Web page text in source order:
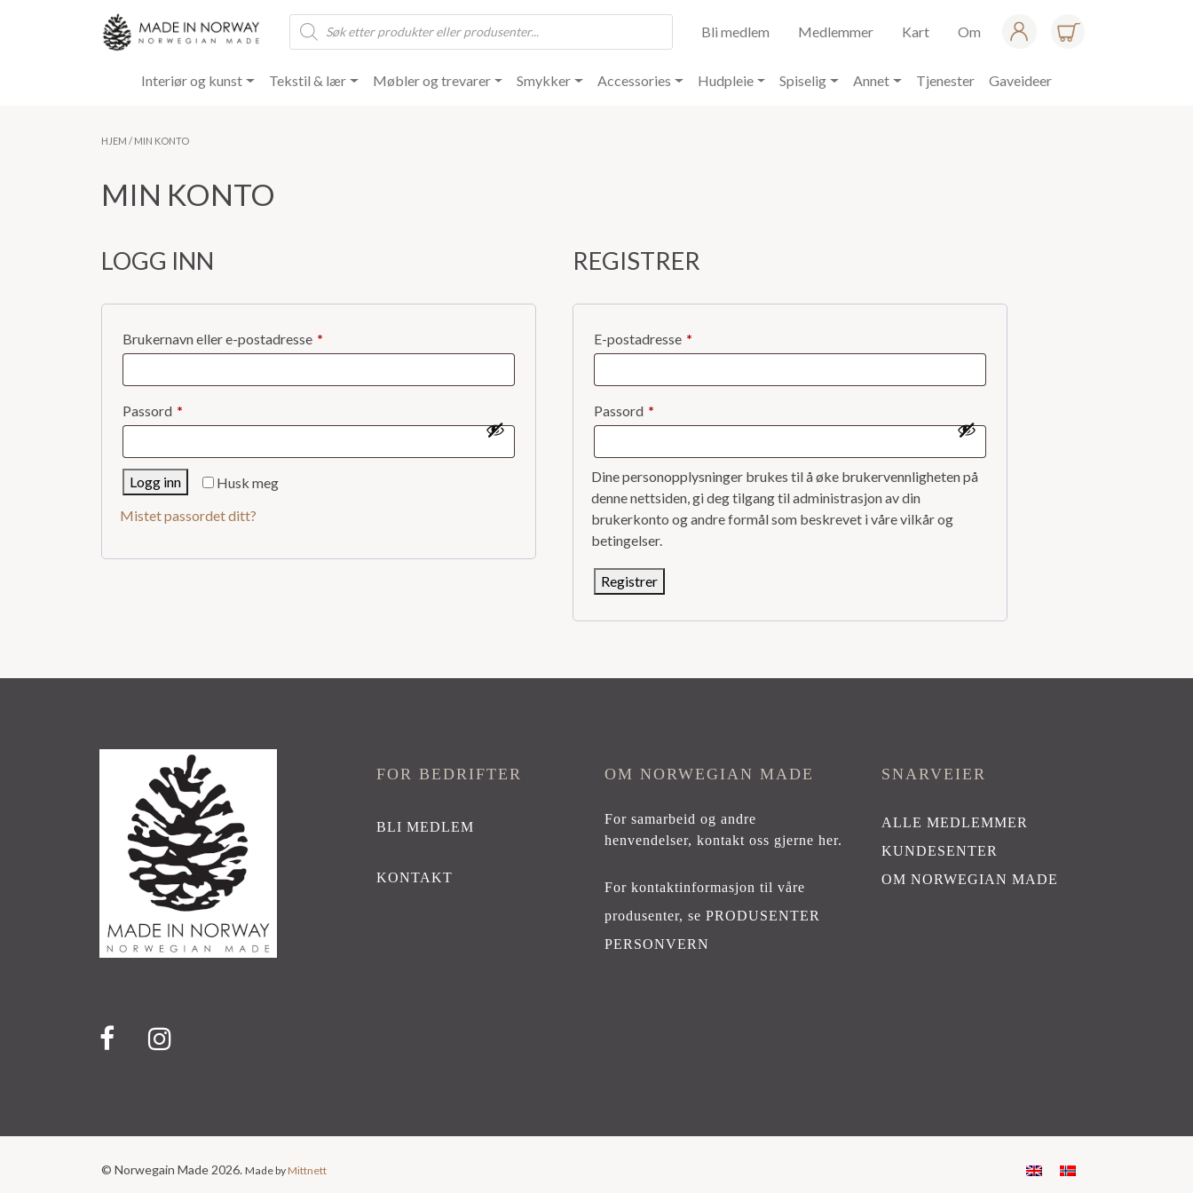
Products
search
Bli medlem Medlemmer Kart Om
Interiør og kunst Tekstil & lær Møbler og trevarer Smykker Accessories Hudpleie Spiselig Annet Tjenester Gaveideer
HJEM / MIN KONTO
MIN KONTO
LOGG INN
Brukernavn eller e-postadresse *
Passord *
Husk meg
Logg inn
Mistet passordet ditt?
REGISTRER
E-postadresse *Påkrevd
Passord *Påkrevd
Dine personopplysninger brukes til å øke brukervennligheten på
denne nettsiden, gi deg tilgang til administrasjon av din
brukerkonto og andre formål som beskrevet i våre vilkår og
betingelser.
Registrer
FOR BEDRIFTER
BLI MEDLEM
KONTAKT
OM NORWEGIAN MADE
For samarbeid og andre
henvendelser,kontakt oss gjerne her.
For kontaktinformasjon til våre
produsenter, sePRODUSENTER
PERSONVERN
SNARVEIER
ALLE MEDLEMMER
KUNDESENTER
OM NORWEGIAN MADE
© Norwegain Made 2026. Made byMittnett